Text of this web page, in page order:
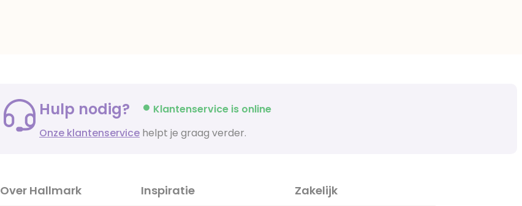
Hulp nodig?
Klantenservice is online
Onze klantenservice helpt je graag verder.
Over Hallmark Inspiratie Zakelijk